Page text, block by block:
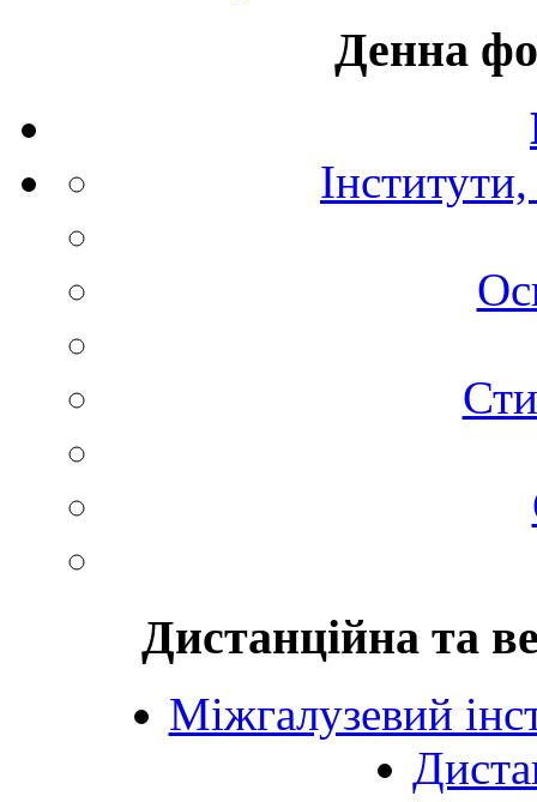
Денна
Дистанційна та
Міжгалузевий